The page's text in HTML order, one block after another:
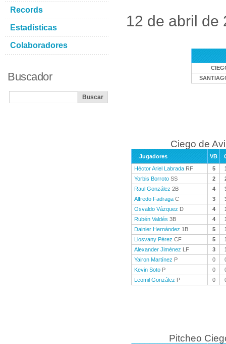
12 de abril de
Ciego de
Jugadores VB
Héctor Ariel Labrada RF 5
Yorbis Borroto SS 2
Raul González 2B 4
Alfredo Fadraga C 3
Osvaldo Vázquez D 4
Rubén Valdés 3B 4
Dainier Hernández 1B 5
Liosvany Pérez CF 5
Alexander Jiménez LF 3
Yairon Martínez P 0
Kevin Soto P 0
Leomil González P 0
Pitcheo
Records
Estadísticas
Colaboradores
Buscador